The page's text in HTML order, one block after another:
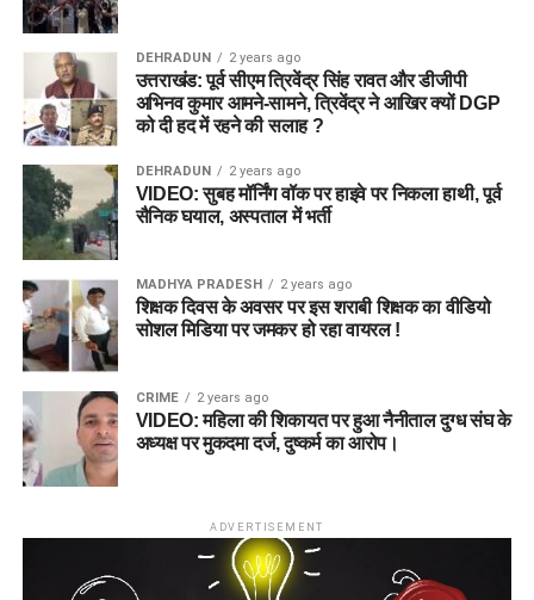
DEHRADUN 2 years ago
उत्तराखंड: पूर्व सीएम त्रिवेंद्र सिंह रावत और डीजीपी
अभिनव कुमार आमने-सामने, त्रिवेंद्र ने आखिर क्यों DGP
को दी हद में रहने की सलाह ?
DEHRADUN 2 years ago
VIDEO: सुबह मॉर्निंग वॉक पर हाइवे पर निकला हाथी, पूर्व
सैनिक घयाल, अस्पताल में भर्ती
MADHYA PRADESH 2 years ago
शिक्षक दिवस के अवसर पर इस शराबी शिक्षक का वीडियो
सोशल मिडिया पर जमकर हो रहा वायरल !
CRIME 2 years ago
VIDEO: महिला की शिकायत पर हुआ नैनीताल दुग्ध संघ के
अध्यक्ष पर मुकदमा दर्ज, दुष्कर्म का आरोप।
ADVERTISEMENT